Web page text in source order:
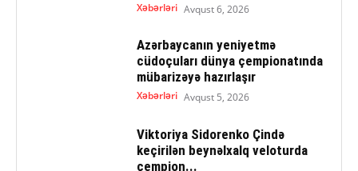
Xəbərləri Avqust 6, 2026
Azərbaycanın yeniyetmə
cüdoçuları dünya çempionatında
mübarizəyə hazırlaşır
Xəbərləri Avqust 5, 2026
Viktoriya Sidorenko Çində
keçirilən beynəlxalq veloturda
çempion...